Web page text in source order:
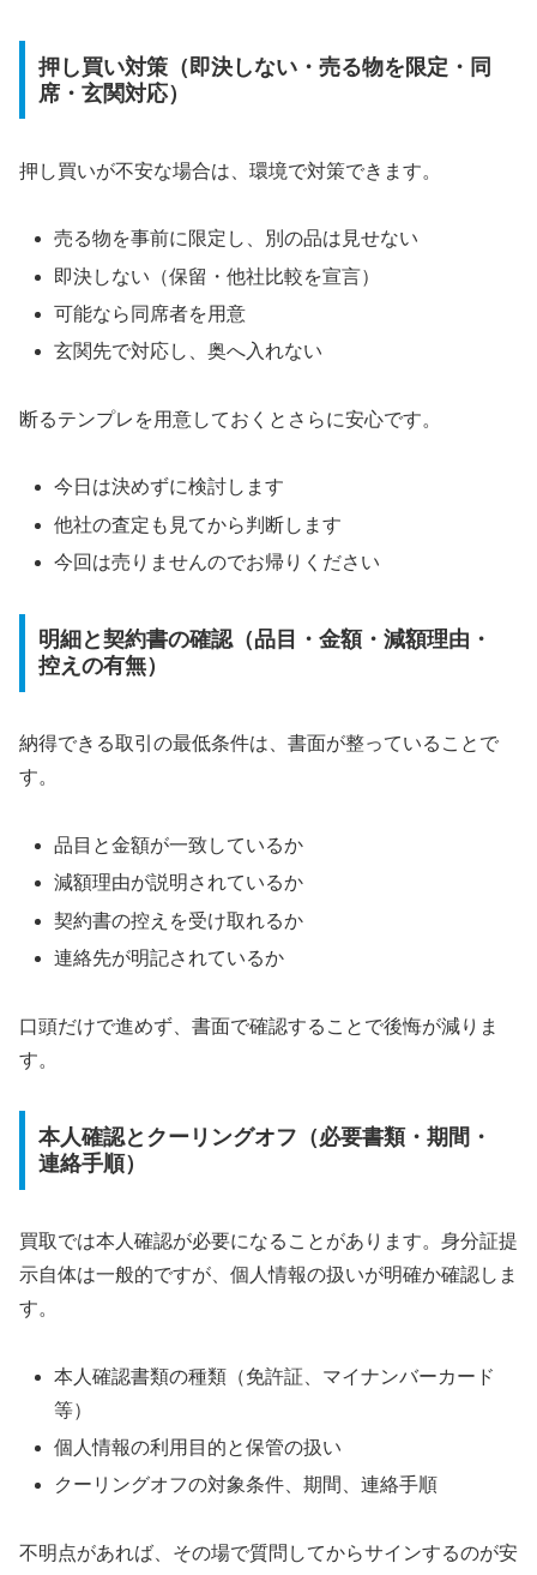
押し買い対策（即決しない・売る物を限定・同
席・玄関対応）
押し買いが不安な場合は、環境で対策できます。
売る物を事前に限定し、別の品は見せない
即決しない（保留・他社比較を宣言）
可能なら同席者を用意
玄関先で対応し、奥へ入れない
断るテンプレを用意しておくとさらに安心です。
今日は決めずに検討します
他社の査定も見てから判断します
今回は売りませんのでお帰りください
明細と契約書の確認（品目・金額・減額理由・
控えの有無）
納得できる取引の最低条件は、書面が整っていることで
す。
品目と金額が一致しているか
減額理由が説明されているか
契約書の控えを受け取れるか
連絡先が明記されているか
口頭だけで進めず、書面で確認することで後悔が減りま
す。
本人確認とクーリングオフ（必要書類・期間・
連絡手順）
買取では本人確認が必要になることがあります。身分証提
示自体は一般的ですが、個人情報の扱いが明確か確認しま
す。
本人確認書類の種類（免許証、マイナンバーカード
等）
個人情報の利用目的と保管の扱い
クーリングオフの対象条件、期間、連絡手順
不明点があれば、その場で質問してからサインするのが安